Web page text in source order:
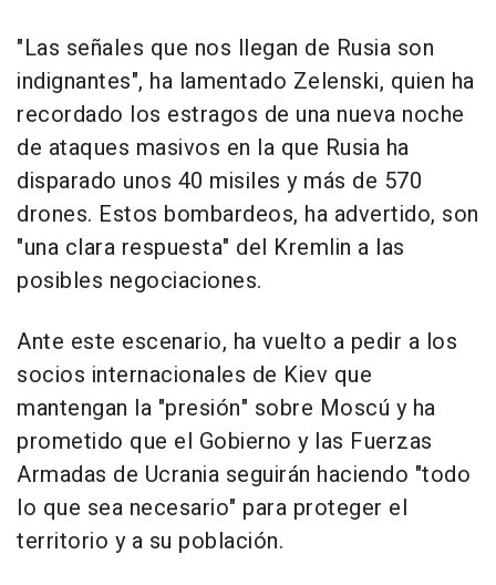
"Las señales que nos llegan de Rusia son
indignantes", ha lamentado Zelenski, quien ha
recordado los estragos de una nueva noche
de ataques masivos en la que Rusia ha
disparado unos 40 misiles y más de 570
drones. Estos bombardeos, ha advertido, son
"una clara respuesta" del Kremlin a las
posibles negociaciones.
Ante este escenario, ha vuelto a pedir a los
socios internacionales de Kiev que
mantengan la "presión" sobre Moscú y ha
prometido que el Gobierno y las Fuerzas
Armadas de Ucrania seguirán haciendo "todo
lo que sea necesario" para proteger el
territorio y a su población.